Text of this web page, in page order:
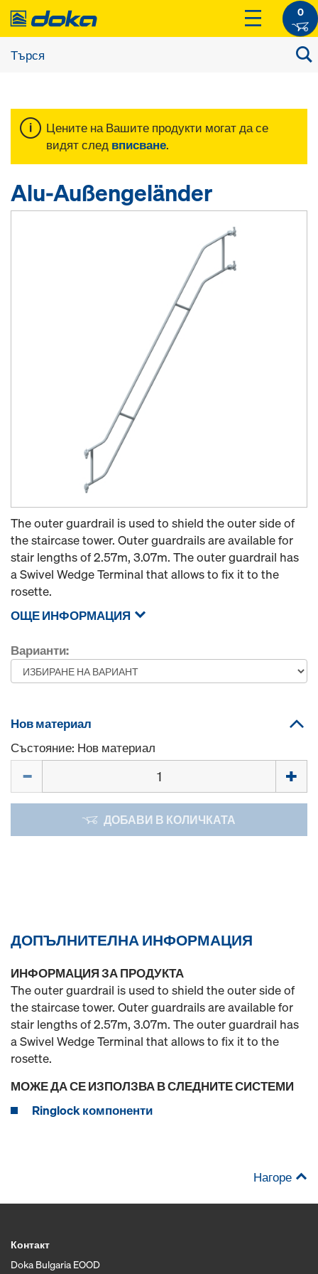
0
Цените на Вашите продукти могат да се
видят след вписване.
Alu-Außengeländer
The outer guardrail is used to shield the outer side of
the staircase tower. Outer guardrails are available for
stair lengths of 2.57m, 3.07m. The outer guardrail has
a Swivel Wedge Terminal that allows to fix it to the
rosette.
ОЩЕ ИНФОРМАЦИЯ
Варианти:
Нов материал
Състояние: Нов материал
ДОБАВИ В КОЛИЧКАТА
ДОПЪЛНИТЕЛНА ИНФОРМАЦИЯ
ИНФОРМАЦИЯ ЗА ПРОДУКТА
The outer guardrail is used to shield the outer side of
the staircase tower. Outer guardrails are available for
stair lengths of 2.57m, 3.07m. The outer guardrail has
a Swivel Wedge Terminal that allows to fix it to the
rosette.
МОЖЕ ДА СЕ ИЗПОЛЗВА В СЛЕДНИТЕ СИСТЕМИ
Ringlock компоненти
Нагоре
Контакт
Doka Bulgaria EOOD